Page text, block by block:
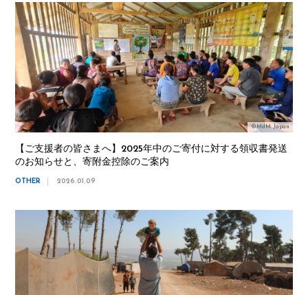
©MdM Japan
【ご支援者の皆さまへ】2025年中のご寄付に対する領収書発送
のお知らせと、寄附金控除のご案内
OTHER 2026.01.09